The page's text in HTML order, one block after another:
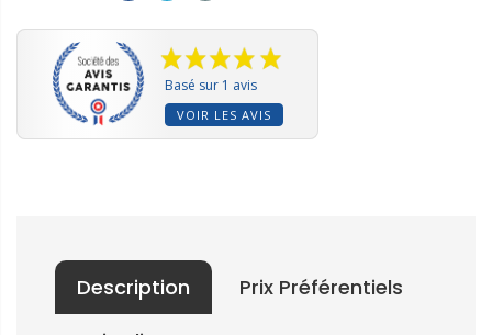
Basé sur 1 avis
VOIR LES AVIS
Description
Prix Préférentiels